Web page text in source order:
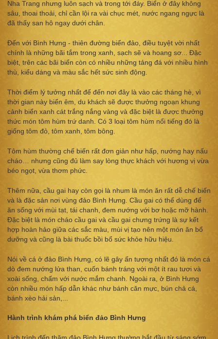
Nha Trang nhưng luôn sạch và trong tới đáy. Biển ở đây không
sâu, thoai thoải, chỉ cần lội ra vài chục mét, nước ngang ngực là
đã thấy san hô ngay dưới chân.
Đến với Bình Hưng - thiên đường biển đảo, điều tuyệt vời nhất
chính là những bãi tắm trong xanh, sạch sẽ và hoang sơ... Đặc
biệt, trên các bãi biển còn có nhiều những tảng đá với nhiều hình
thù, kiểu dáng và màu sắc hết sức sinh động.
Thời điểm lý tưởng nhất để đến nơi đây là vào các tháng hè, vì
thời gian này biển êm, du khách sẽ được thưởng ngoạn khung
cảnh biển xanh cát trắng nắng vàng và đặc biệt là được thưởng
thức món tôm hùm trứ danh. Có 3 loại tôm hùm nổi tiếng đó là
giống tôm đỏ, tôm xanh, tôm bông.
Tôm hùm thường chế biến rất đơn giản như hấp, nướng hay nấu
cháo… nhưng cũng đủ làm say lòng thực khách với hương vị vừa
béo ngọt, vừa thơm phức.
Thêm nữa, cầu gai hay còn gọi là nhum là món ăn rất dễ chế biến
và là đặc sản nơi vùng đảo Bình Hưng. Cầu gai có thể dùng để
ăn sống với mùi tạt, tái chanh, đem nướng với bơ hoặc mỡ hành.
Đặc biệt là món cháo cầu gai và cầu gai chưng trứng là sự kết
hợp hoàn hảo giữa các sắc màu, mùi vị tạo nên một món ăn bổ
dưỡng và cũng là bài thuốc bồi bổ sức khỏe hữu hiệu.
Nói về cá ở đảo Bình Hưng, có lẽ gây ấn tượng nhất đó là món cá
dò đem nướng lửa than, cuốn bánh tráng với một ít rau tươi và
xoài sống, chấm với nước mắm chanh. Ngoài ra, ở Bình Hưng
còn nhiều món hấp dẫn khác như bánh căn mực, bún chả cá,
bánh xèo hải sản,...
Hành trình khám phá biển đảo Bình Hưng